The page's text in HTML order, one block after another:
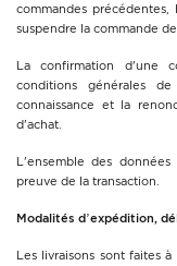
commandes
suspendre la commande de
La confirmation d'une
conditions générales
connaissance et la
d'achat.
L'ensemble des
preuve de la transaction.
Modalités d’expédition,
Les livraisons sont faites